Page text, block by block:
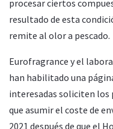
procesar ciertos
resultado de esta
remite al olor a pescado.
Eurofragrance y el
han habilitado una
interesadas soliciten los
que asumir el coste de
2021 después de que el